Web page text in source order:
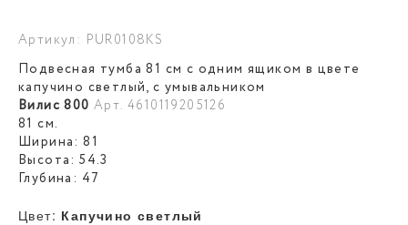
Артикул: PUR0108KS
Подвесная тумба 81 см с одним ящиком в цвете
капучино светлый, с умывальником
Вилис 800 Арт. 4610119205126
81 см.
Ширина: 81
Высота: 54.3
Глубина: 47
Цвет: Капучино светлый